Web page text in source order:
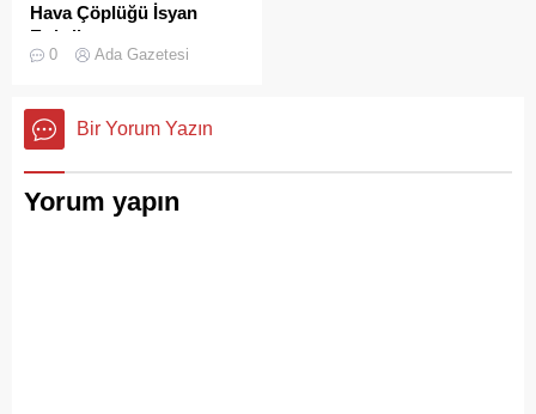
Hava Çöplüğü İsyan
Ettirdi
Adalar'da çekilen çöp
Sanılanın aksine bu çöpler
duyarsız vatandaşlar
doğanın ortasına dökülüyor
0 Ada Gazetesi
Bir Yorum Yazın
Yorum yapın